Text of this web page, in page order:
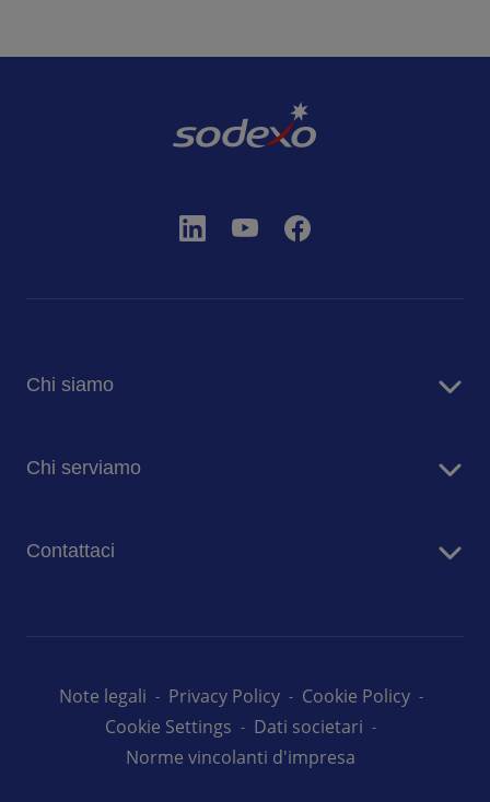
Chi siamo
Sostenibilità
Comunicati stampa
Chi serviamo
Case di risposo
Università
Contattaci
Note legali Privacy Policy
Cookie Policy
Cookie Settings
Dati societari
Norme vincolanti d'impresa